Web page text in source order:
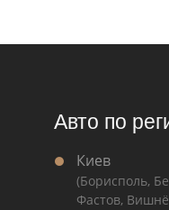
Авто по
Киев
(Борисполь,
Фастов,